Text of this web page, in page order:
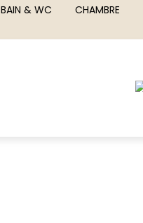
BAIN & WC CHAMBRE